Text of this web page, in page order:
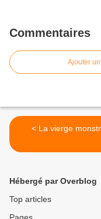
Commentaires
Ajouter
< La vierge
Hébergé par Overblog
Top articles